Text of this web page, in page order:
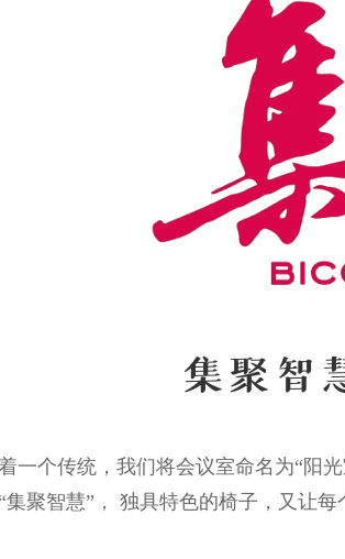
一个传统，我们将会议室命名为“阳
集聚智慧”， 独具特色的椅子，又让